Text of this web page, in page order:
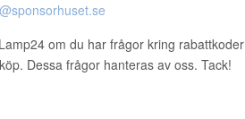
om du har frågor kring rabattkoder
Dessa frågor hanteras av oss. Tack!